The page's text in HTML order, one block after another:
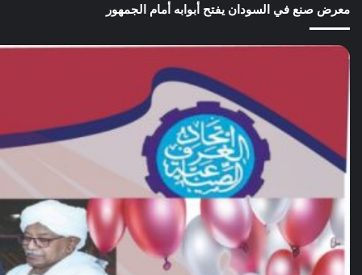
معرض صنع في السودان يفتح أبوابه أمام الجمهور